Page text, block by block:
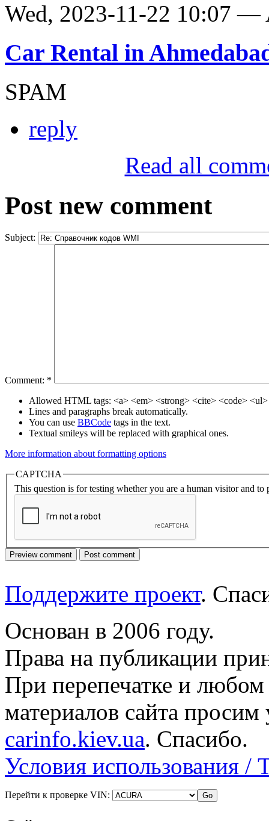
Wed, 2023-11-22 10:07 —
Car Rental in
SPAM
reply
Read all
Post new comment
Subject:
Comment: *
Allowed HTML tags: <a> <em> <strong> <cite> <code>
Lines and paragraphs break automatically.
You can use BBCode tags in the text.
Textual smileys will be replaced with graphical ones.
More information about formatting options
CAPTCHA
This question is for testing whether you are a human visitor and to
Поддержите проект.
Основан в 2006 году.
Права на публикации
При перепечатке и
материалов сайта просим
carinfo.kiev.ua. Спасибо.
Условия использования /
Перейти к проверке VIN: